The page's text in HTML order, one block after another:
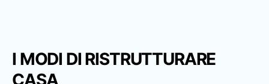
I MODI DI RISTRUTTURARE